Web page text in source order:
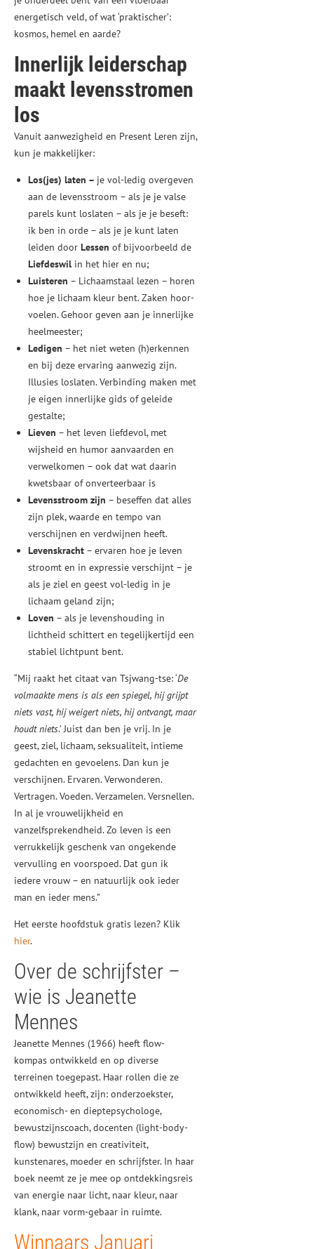
energetisch veld, of wat ‘praktischer’:
kosmos, hemel en aarde?
Innerlijk leiderschap
maakt levensstromen
los
Vanuit aanwezigheid en Present Leren zijn,
kun je makkelijker:
Los(jes) laten – je vol-ledig overgeven
aan de levensstroom – als je je valse
parels kunt loslaten – als je je beseft:
ik ben in orde – als je je kunt laten
leiden door Lessen of bijvoorbeeld de
Liefdeswil in het hier en nu;
Luisteren – Lichaamstaal lezen – horen
hoe je lichaam kleur bent. Zaken hoor-
voelen. Gehoor geven aan je innerlijke
heelmeester;
Ledigen – het niet weten (h)erkennen
en bij deze ervaring aanwezig zijn.
Illusies loslaten. Verbinding maken met
je eigen innerlijke gids of geleide
gestalte;
Lieven – het leven liefdevol, met
wijsheid en humor aanvaarden en
verwelkomen – ook dat wat daarin
kwetsbaar of onverteerbaar is
Levensstroom zijn – beseffen dat alles
zijn plek, waarde en tempo van
verschijnen en verdwijnen heeft.
Levenskracht – ervaren hoe je leven
stroomt en in expressie verschijnt – je
als je ziel en geest vol-ledig in je
lichaam geland zijn;
Loven – als je levenshouding in
lichtheid schittert en tegelijkertijd een
stabiel lichtpunt bent.
“Mij raakt het citaat van Tsjwang-tse: ‘De
volmaakte mens is als een spiegel, hij grijpt
niets vast, hij weigert niets, hij ontvangt, maar
houdt niets.’ Juist dan ben je vrij. In je
geest, ziel, lichaam, seksualiteit, intieme
gedachten en gevoelens. Dan kun je
verschijnen. Ervaren. Verwonderen.
Vertragen. Voeden. Verzamelen. Versnellen.
In al je vrouwelijkheid en
vanzelfsprekendheid. Zo leven is een
verrukkelijk geschenk van ongekende
vervulling en voorspoed. Dat gun ik
iedere vrouw – en natuurlijk ook ieder
man en ieder mens.”
Het eerste hoofdstuk gratis lezen? Klik
hier.
Over de schrijfster –
wie is Jeanette
Mennes
Jeanette Mennes (1966) heeft flow-
kompas ontwikkeld en op diverse
terreinen toegepast. Haar rollen die ze
ontwikkeld heeft, zijn: onderzoekster,
economisch- en dieptepsychologe,
bewustzijnscoach, docenten (light-body-
flow) bewustzijn en creativiteit,
kunstenares, moeder en schrijfster. In haar
boek neemt ze je mee op ontdekkingsreis
van energie naar licht, naar kleur, naar
klank, naar vorm-gebaar in ruimte.
Winnaars Januari